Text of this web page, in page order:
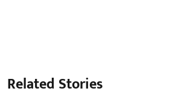
Related Stories